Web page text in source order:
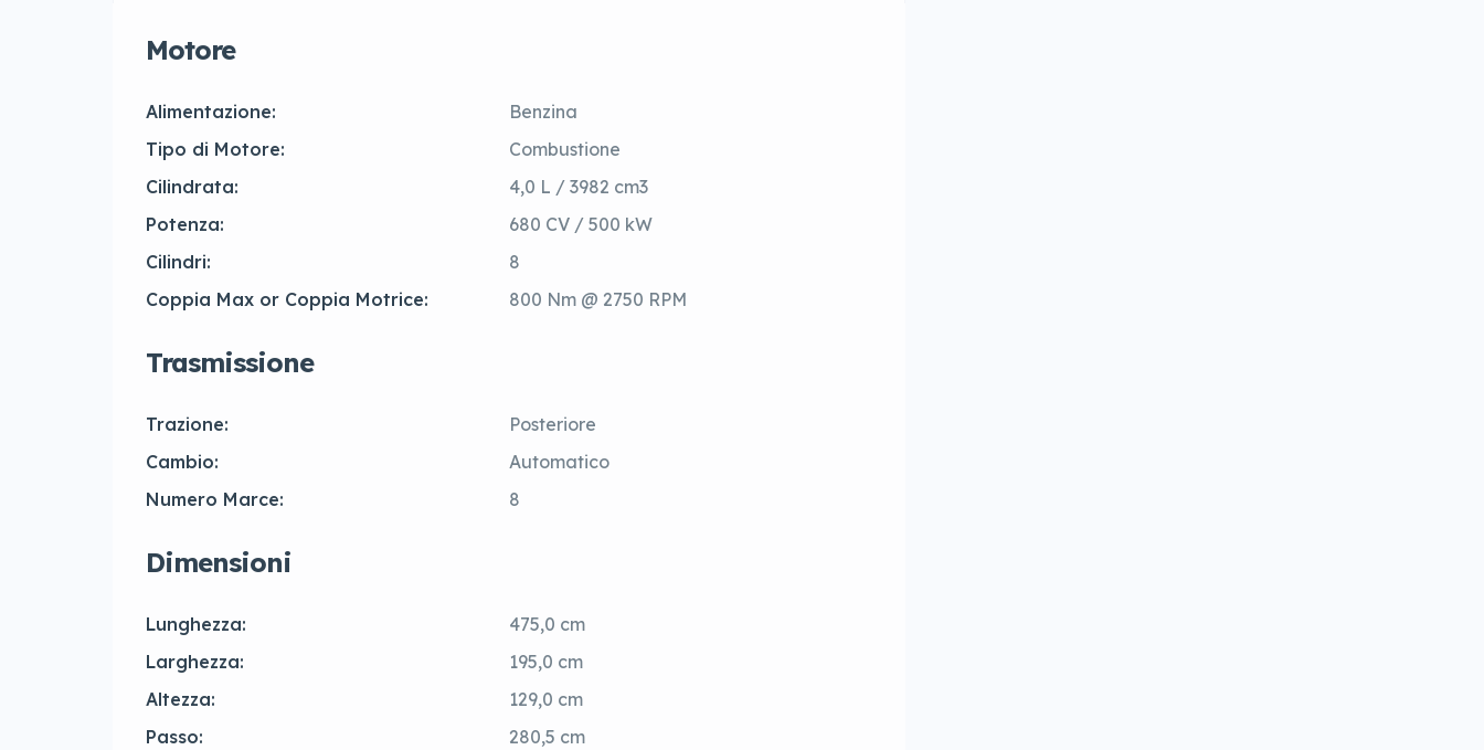
Motore
Alimentazione:
Benzina
Tipo di Motore:
Combustione
Cilindrata:
4,0 L / 3982 cm3
Potenza:
680 CV / 500 kW
Cilindri:
8
Coppia Max or Coppia Motrice:
800 Nm @ 2750 RPM
Trasmissione
Trazione:
Posteriore
Cambio:
Automatico
Numero Marce:
8
Dimensioni
Lunghezza:
475,0 cm
Larghezza:
195,0 cm
Altezza:
129,0 cm
Passo:
280,5 cm